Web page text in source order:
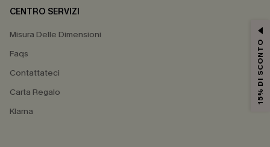
CENTRO SERVIZI
Misura Delle Dimensioni
Faqs
Contattateci
Carta Regalo
Klarna
15% DI SCONTO